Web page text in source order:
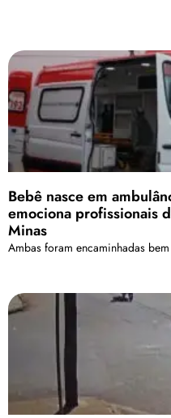
Bebê nasce em
emociona profissionais
Minas
Ambas foram encaminhadas